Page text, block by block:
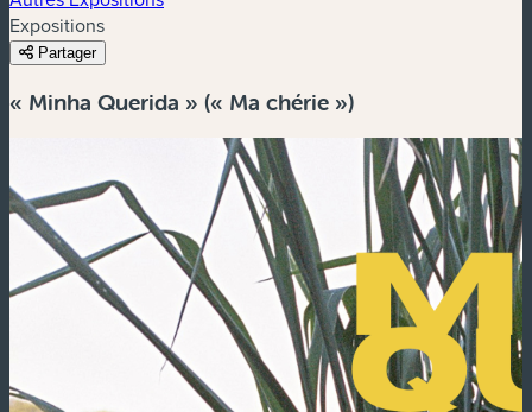
Expositions
Partager
« Minha Querida » (« Ma chérie »)